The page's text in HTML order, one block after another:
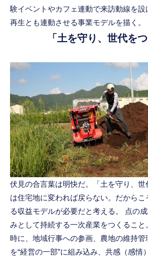
験イベントやカフェ連動で来訪動線を
再生とも連動させる事業モデルを描く。
「土を守り、世代をつ
伏見の合言葉は明快だ。「土を守り、
は住宅地に変われば戻らない。だから
る収益モデルが必要だと考える。 点の
みとして持続する一次産業をつくること
時に、地域行事への参画、農地の維持管
を“経営の一部”に組み込み、共感（感情